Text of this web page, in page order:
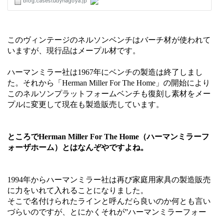
このヴィンテージのネルソンベンチはバーチ材が使われて
いますが、現行品はメープル材です。
ハーマンミラー社は1967年にベンチの製造は終了しまし
た。それから「Herman Miller For The Home」の開始により
このネルソンプラットフォームベンチも復刻し素材をメー
プルに変更して現在も製造販売しています。
ところでHerman Miller For The Home（ハーマンミラーフ
ォーザホーム）とはなんぞやですよね。
1994年からハーマンミラー社は再び家庭用家具の製造販売
に力をいれて入れることになりました。
そこで名付けられたラインと呼んだら良いのか何とも言い
づらいのですが、とにかくそれが”ハーマンミラーフォー